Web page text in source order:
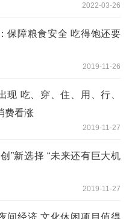
2022-03-26
保障粮食安全 吃得饱还要
2019-11-26
现 吃、穿、住、用、行、
费看涨
2019-11-27
”新选择 “未来还有巨大机
2019-11-27
间经济 文化休闲项目值得